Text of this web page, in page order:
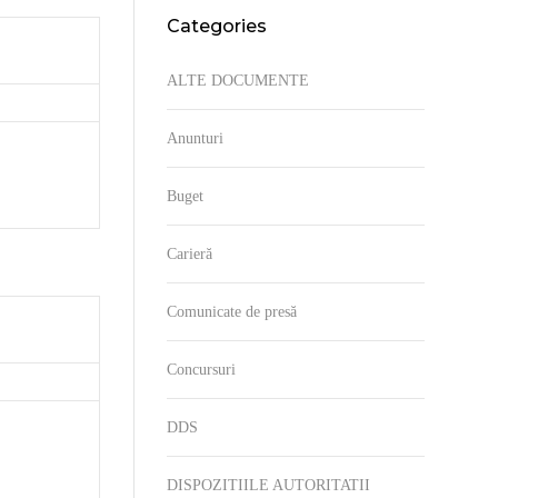
DECLARAȚIA PRIVIND
INTEGRITATE
STUDII/ GHIDURI/ CERCETĂRICategories
ALTE DOCUMENTE
Anunturi
Buget
Carieră
Comunicate de presă
Concursuri
DDS
DISPOZITIILE AUTORITATII